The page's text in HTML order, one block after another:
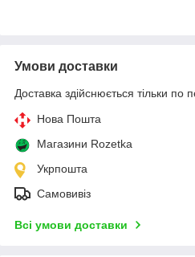
Умови доставки
Доставка здійснюється тільки по
Нова Пошта
Магазини Rozetka
Укрпошта
Самовивіз
Всі умови доставки